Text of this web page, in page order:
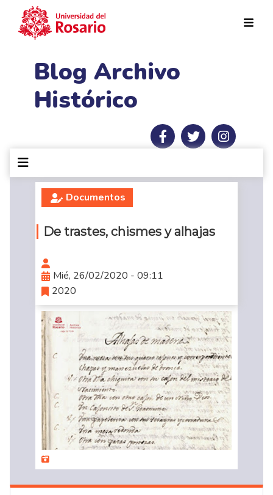
Blog Archivo
Histórico
Documentos
De trastes, chismes y alhajas
Mié, 26/02/2020 - 09:11
2020